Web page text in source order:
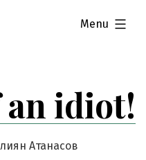
idiot!
Атанасов
Menu
expanded